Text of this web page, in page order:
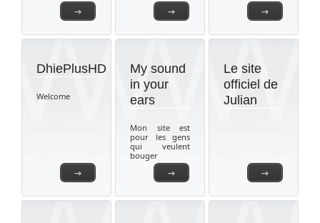
→ → →
→
DhiePlusHD
Welcome
→
My sound
in your
ears
Mon site est
pour les gens
qui veulent
bouger
→
Le site
officiel de
Julian